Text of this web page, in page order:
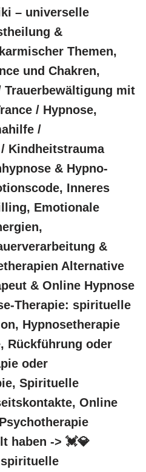
– universelle
&
Themen,
und Chakren,
Trauerbewältigung mit
/ Hypnose,
/
Kindheitstrauma
& Hypno-
Inneres
Emotionale
&
Alternative
& Online Hypnose
Therapie: spirituelle
Hypnosetherapie
Rückführung oder
oder
Spirituelle
Online
haben -> 💓️💎